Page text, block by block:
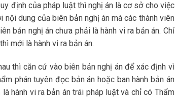
định của pháp luật thì nghị án là cơ sở cho việc
dung của biên bản nghị án mà các thành viên
bản nghị án chưa phải là hành vi ra bản án. Chỉ
mới là hành vi ra bản án.
thì căn cứ vào biên bản nghị án để xác định vì
phán tuyên đọc bản án hoặc ban hành bản án
hành vi ra bản án trái pháp luật và chỉ có Thẩm